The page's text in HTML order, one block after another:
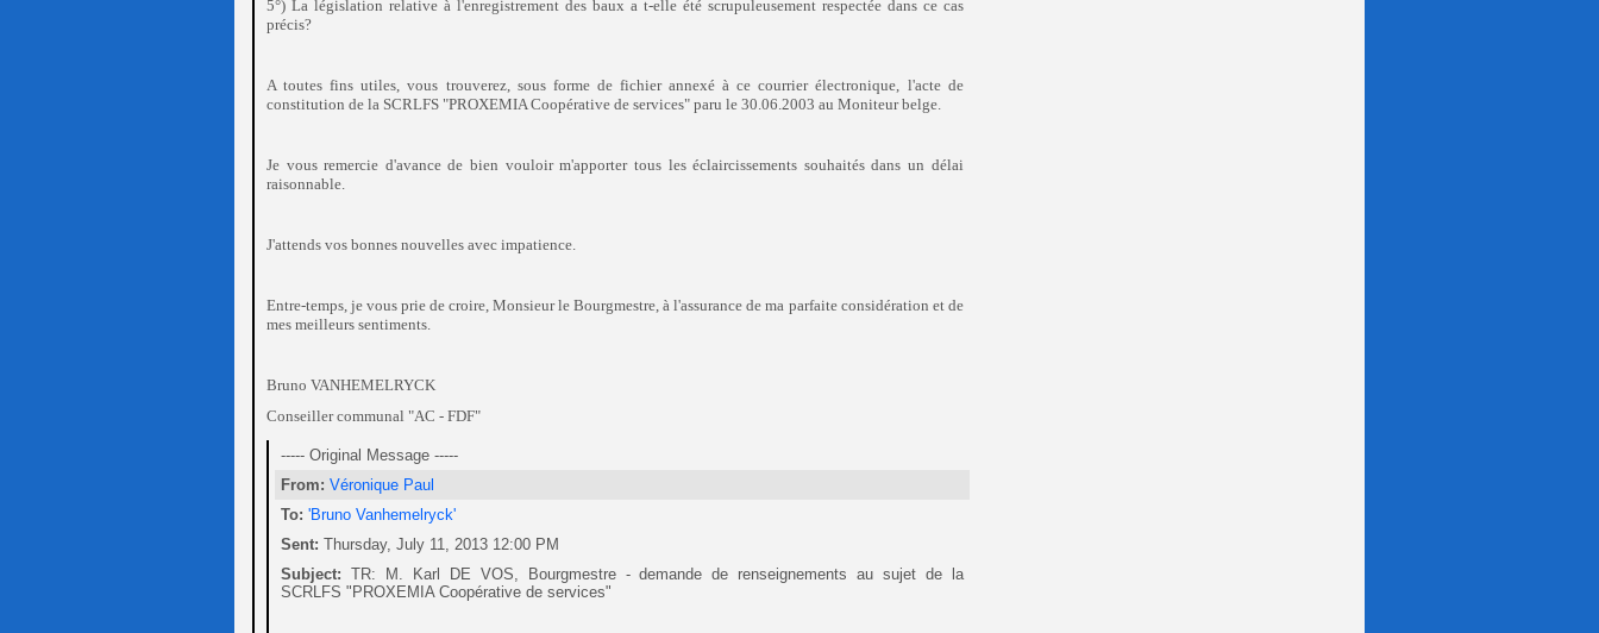
5°) La législation relative à l'enregistrement des baux a t-elle été scrupuleusement respectée dans ce cas
précis?
A toutes fins utiles, vous trouverez, sous forme de fichier annexé à ce courrier électronique, l'acte de
constitution de la SCRLFS "PROXEMIA Coopérative de services" paru le 30.06.2003 au Moniteur belge.
Je vous remercie d'avance de bien vouloir m'apporter tous les éclaircissements souhaités dans un délai
raisonnable.
J'attends vos bonnes nouvelles avec impatience.
Entre-temps, je vous prie de croire, Monsieur le Bourgmestre, à l'assurance de ma parfaite considération et de
mes meilleurs sentiments.
Bruno VANHEMELRYCK
Conseiller communal "AC - FDF"
----- Original Message -----
From: Véronique Paul
To: 'Bruno Vanhemelryck'
Sent: Thursday, July 11, 2013 12:00 PM
Subject:
TR: M. Karl DE VOS, Bourgmestre - demande de renseignements au sujet de la
SCRLFS "PROXEMIA Coopérative de services"